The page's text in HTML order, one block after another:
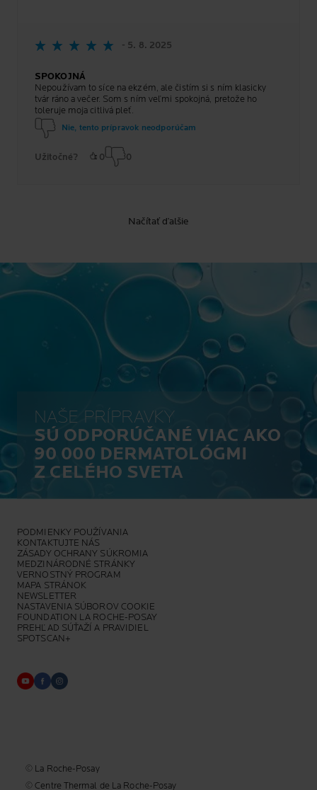
- 5. 8. 2025
SPOKOJNÁ
Nepoužívam to síce na ekzém, ale čistím si s ním klasicky
tvár ráno a večer. Som s ním veľmi spokojná, pretože ho
toleruje moja citlivá pleť.
Nie, tento prípravok neodporúčam
Užitočné? 0 0
Načítať ďalšie
NAŠE PRÍPRAVKY
SÚ ODPORÚČANÉ VIAC AKO
90 000 DERMATOLÓGMI
Z CELÉHO SVETA
PODMIENKY POUŽÍVANIA
KONTAKTUJTE NÁS
ZÁSADY OCHRANY SÚKROMIA
MEDZINÁRODNÉ STRÁNKY
VERNOSTNÝ PROGRAM
MAPA STRÁNOK
NEWSLETTER
NASTAVENIA SÚBOROV COOKIE
FOUNDATION LA ROCHE-POSAY
PREHĽAD SÚŤAŽÍ A PRAVIDIEL
SPOTSCAN+
© La Roche-Posay
© Centre Thermal de La Roche-Posay